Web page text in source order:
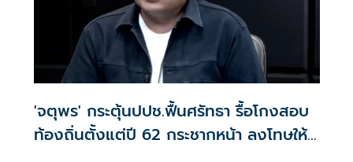
'จตุพร' กระตุ้นปปช.ฟื้นศรัทธา รื้อโกงสอบ
ท้องถิ่นตั้งแต่ปี 62 กระชากหน้า ลงโทษให้